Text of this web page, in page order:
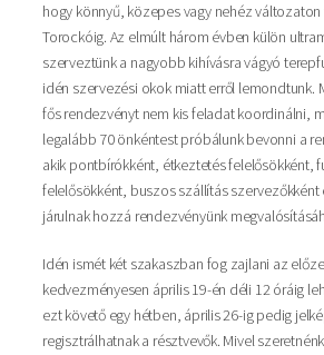
hogy könnyű, közepes vagy nehéz változaton
Torockóig. Az elmúlt három évben külön
szerveztünk a nagyobb kihívásra vágyó
idén szervezési okok miatt erről lemondtunk.
fős rendezvényt nem kis feladat koordinálni,
legalább 70 önkéntest próbálunk bevonni a
akik pontbírókként, étkeztetés felelősökként,
felelősökként, buszos szállítás szervezőkként
járulnak hozzá rendezvényünk
Idén ismét két szakaszban fog zajlani az
kedvezményesen április 19-én déli 12 óráig
ezt követő egy hétben, április 26-ig pedig
regisztrálhatnak a résztvevők. Mivel